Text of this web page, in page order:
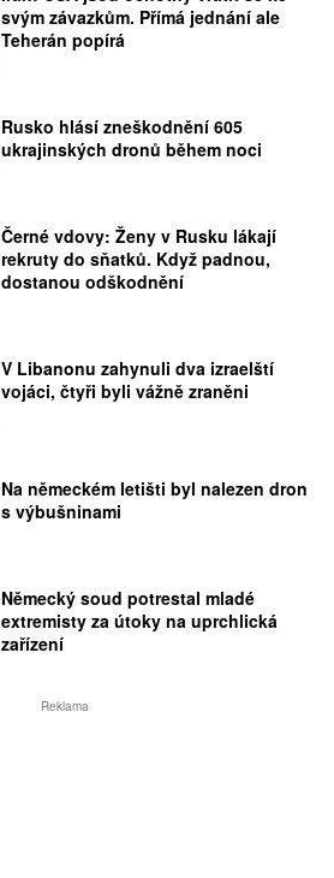
svým závazkům. Přímá jednání ale
Teherán popírá
Rusko hlásí zneškodnění 605
ukrajinských dronů během noci
Černé vdovy: Ženy v Rusku lákají
rekruty do sňatků. Když padnou,
dostanou odškodnění
V Libanonu zahynuli dva izraelští
vojáci, čtyři byli vážně zraněni
Na německém letišti byl nalezen dron
s výbušninami
Německý soud potrestal mladé
extremisty za útoky na uprchlická
zařízení
Reklama